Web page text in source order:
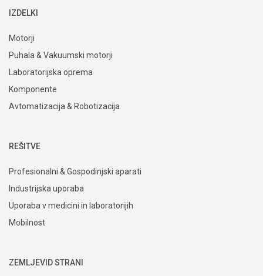
IZDELKI
Motorji
Puhala & Vakuumski motorji
Laboratorijska oprema
Komponente
Avtomatizacija & Robotizacija
REŠITVE
Profesionalni & Gospodinjski aparati
Industrijska uporaba
Uporaba v medicini in laboratorijih
Mobilnost
ZEMLJEVID STRANI